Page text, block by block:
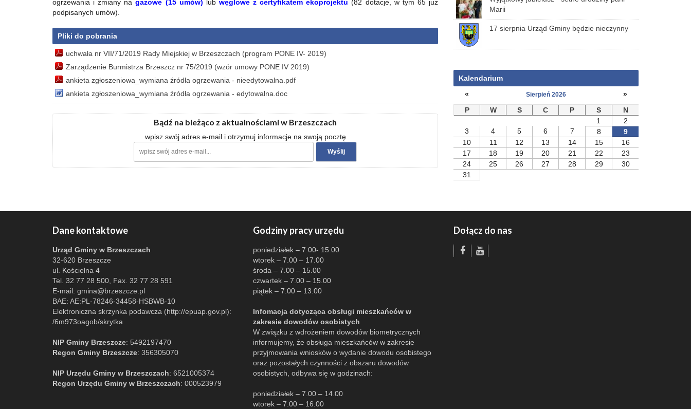
ogrzewania i zmiany nagazowe (15 umów) lub węglowe z certyfikatem ekoprojektu (82 dotacje, w tym 65 już
podpisanych umów).
Pliki do pobrania
uchwała nr VII/71/2019 Rady Miejskiej w Brzeszczach (program PONE IV- 2019)
Zarządzenie Burmistrza Brzeszcz nr 75/2019 (wzór umowy PONE IV 2019)
ankieta zgłoszeniowa_wymiana źródła ogrzewania - nieedytowalna.pdf
ankieta zgłoszeniowa_wymiana źródła ogrzewania - edytowalna.doc
Bądź na bieżąco z aktualnościami w Brzeszczach
wpisz swój adres e-mail i otrzymuj informacje na swoją pocztę
Marii
17 sierpnia Urząd Gminy będzie nieczynny
Kalendarium
«
Sierpień 2026
»
P
W S C P S
N
1
2
3
4 5 6 7 8
9
10
11 12 13 14 15
16
17
18 19 20 21 22
23
24
25 26 27 28 29
30
31
Dane kontaktowe
Urząd Gminy w Brzeszczach
32-620 Brzeszcze
ul. Kościelna 4
Tel. 32 77 28 500, Fax. 32 77 28 591
E-mail: gmina@brzeszcze.pl
BAE: AE:PL-78246-34458-HSBWB-10
Elektroniczna skrzynka podawcza (http://epuap.gov.pl):
/6m973oagob/skrytka
NIP Gminy Brzeszcze: 5492197470
Regon Gminy Brzeszcze: 356305070
NIP Urzędu Gminy w Brzeszczach: 6521005374
Regon Urzędu Gminy w Brzeszczach: 000523979
Godziny pracy urzędu
poniedziałek – 7.00- 15.00
wtorek – 7.00 – 17.00
środa – 7.00 – 15.00
czwartek – 7.00 – 15.00
piątek – 7.00 – 13.00
Infomacja dotycząca obsługi mieszkańców w
zakresie dowodów osobistych
W związku z wdrożeniem dowodów biometrycznych
informujemy, że obsługa mieszkańców w zakresie
przyjmowania wniosków o wydanie dowodu osobistego
oraz pozostałych czynności z obszaru dowodów
osobistych, odbywa się w godzinach:
poniedziałek – 7.00 – 14.00
wtorek – 7.00 – 16.00
Dołącz do nas